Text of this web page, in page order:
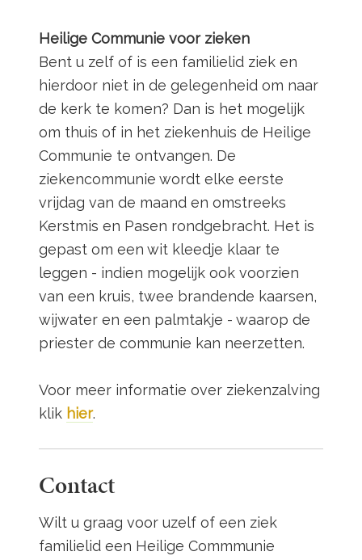
Heilige Communie voor zieken
Bent u zelf of is een familielid ziek en
hierdoor niet in de gelegenheid om naar
de kerk te komen? Dan is het mogelijk
om thuis of in het ziekenhuis de Heilige
Communie te ontvangen. De
ziekencommunie wordt elke eerste
vrijdag van de maand en omstreeks
Kerstmis en Pasen rondgebracht. Het is
gepast om een wit kleedje klaar te
leggen - indien mogelijk ook voorzien
van een kruis, twee brandende kaarsen,
wijwater en een palmtakje - waarop de
priester de communie kan neerzetten.
Voor meer informatie over ziekenzalving
klik hier.
Contact
Wilt u graag voor uzelf of een ziek
familielid een Heilige Commmunie